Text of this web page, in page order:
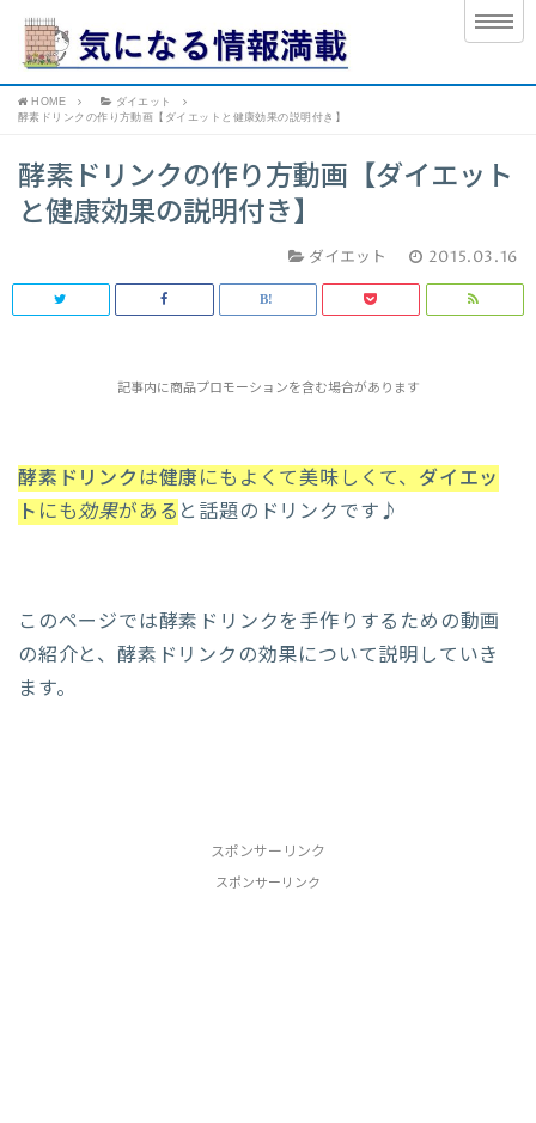
HOME
ダイエット
酵素ドリンクの作り方動画【ダイエットと健康効果の説明付き】
酵素ドリンクの作り方動画【ダイエット
と健康効果の説明付き】
ダイエット 2015.03.16
記事内に商品プロモーションを含む場合があります
酵素ドリンクは健康にもよくて美味しくて、 ダイエッ
ト にも効果がある と話題のドリンクです♪
このページでは酵素ドリンクを手作りするための動画
の紹介と、酵素ドリンクの効果について説明していき
ます。
スポンサーリンク
スポンサーリンク